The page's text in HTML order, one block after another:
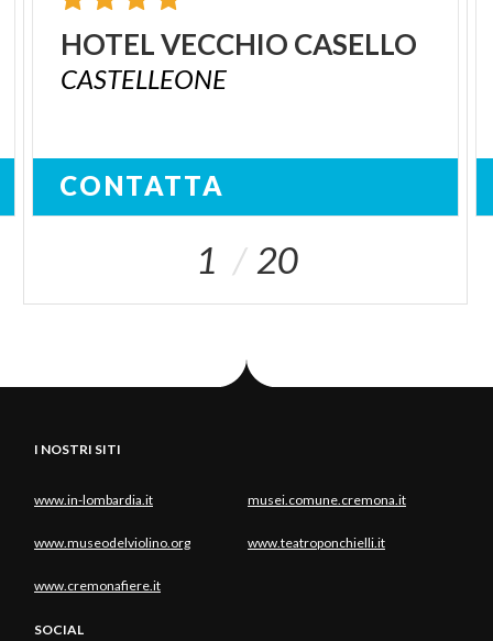
HOTELVECCHIO CASELLO
CASTELLEONE
CONTATTA
1 20
I NOSTRI SITI
www.in-lombardia.it musei.comune.cremona.it
www.museodelviolino.org www.teatroponchielli.it
www.cremonafiere.it
SOCIAL